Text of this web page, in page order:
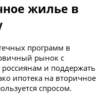
жилье в
программ в
рынок с
и поддержать
ипотека на вторичное
спросом.